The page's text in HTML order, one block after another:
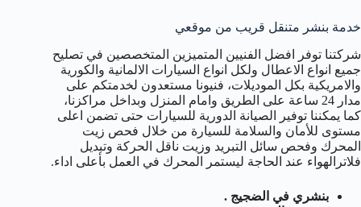
خدمة بنشر متنقل قريب من موقعي
شركتنا توفر افضل الفنيين المتميزين المتخصصين في تصليح
جميع انواع الاعطال ولكل انواع السيارات الالمانية والكورية
والامريكية بكل الموديلات، فنيونا مستعدون لخدمتكم على
مدار 24 ساعة على الطريق وامام المنزل وبداخل مراكزنا،
كما يمكننا توفير الصيانة الدورية للسيارات حتى تضمن اعلى
مستوى للأمان والسلامة للسيارة من خلال فحص زيت
المحرك وفحص سائل التبريد وزيت ناقل الحركة وتبديل
فلاترالهواء عند الحاجة ليستمر المحرك في العمل بأعلى اداء.
بنشري في الضجيج .